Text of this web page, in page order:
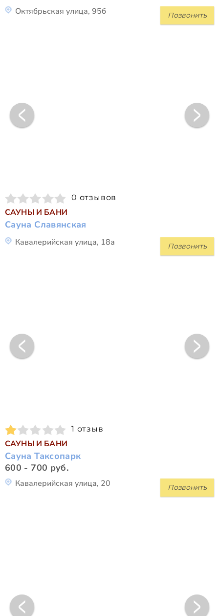
Позвонить
Октябрьская улица, 95б
0 отзывов
САУНЫ И БАНИ
Сауна Славянская
Позвонить
Кавалерийская улица, 18а
1 отзыв
САУНЫ И БАНИ
Сауна Таксопарк
600 - 700 руб.
Позвонить
Кавалерийская улица, 20